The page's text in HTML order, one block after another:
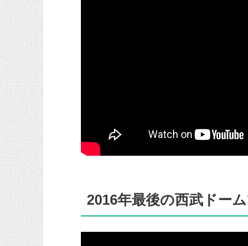
2016年最後の西武ドー